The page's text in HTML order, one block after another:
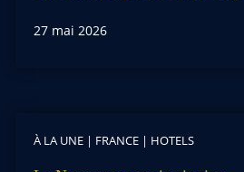
27 mai 2026
À LA UNE| FRANCE| HOTELS